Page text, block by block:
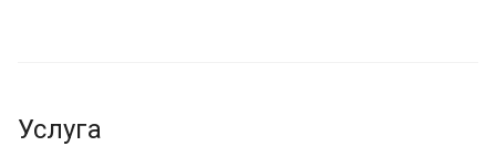
Услуга